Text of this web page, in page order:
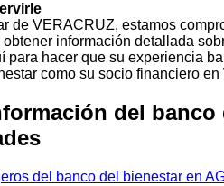
de VERACRUZ, estamos
información detallada
para hacer que su experiencia
como su socio financiero
del
del banco del bienestar en